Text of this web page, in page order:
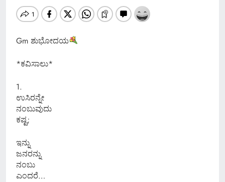
Gm ಶುಭೋದಯ
*ಕವಿಸಾಲು*
1.
ಉಸಿರನ್ನೇ
ನಂಬುವುದು
ಕಷ್ಟ;
ಇನ್ನು
ಜನರನ್ನು
ನಂಬು
ಎಂದರೆ…